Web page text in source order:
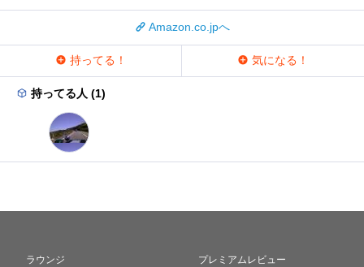
Amazon.co.jpへ
持ってる！ 気になる！
持ってる人 (1)
ラウンジ プレミアムレビュー